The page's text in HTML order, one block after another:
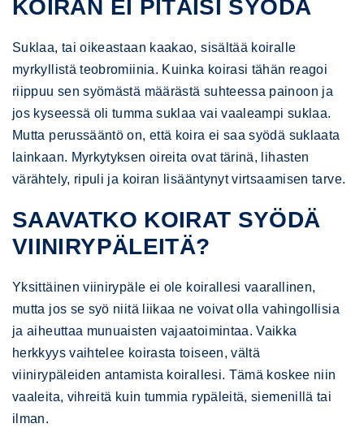
KOIRAN EI PITÄISI SYÖDÄ
Suklaa, tai oikeastaan kaakao, sisältää koiralle
myrkyllistä teobromiinia. Kuinka koirasi tähän reagoi
riippuu sen syömästä määrästä suhteessa painoon ja
jos kyseessä oli tumma suklaa vai vaaleampi suklaa.
Mutta perussääntö on, että koira ei saa syödä suklaata
lainkaan. Myrkytyksen oireita ovat tärinä, lihasten
värähtely, ripuli ja koiran lisääntynyt virtsaamisen tarve.
SAAVATKO KOIRAT SYÖDÄ
VIINIRYPÄLEITÄ?
Yksittäinen viinirypäle ei ole koirallesi vaarallinen,
mutta jos se syö niitä liikaa ne voivat olla vahingollisia
ja aiheuttaa munuaisten vajaatoimintaa. Vaikka
herkkyys vaihtelee koirasta toiseen, vältä
viinirypäleiden antamista koirallesi. Tämä koskee niin
vaaleita, vihreitä kuin tummia rypäleitä, siemenillä tai
ilman.